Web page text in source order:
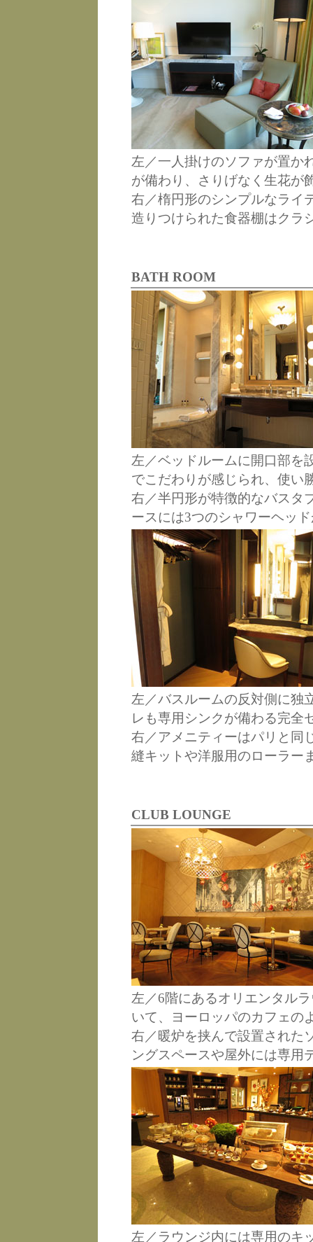
左／一人掛けのソファが置か
が備わり、さりげなく生花が
右／楕円形のシンプルなライ
造りつけられた食器棚はクラ
BATH ROOM
左／ベッドルームに開口部を
でこだわりが感じられ、使い
右／半円形が特徴的なバスタ
ースには3つのシャワーヘッ
左／バスルームの反対側に独
レも専用シンクが備わる完全
右／アメニティーはパリと同
縫キットや洋服用のローラー
CLUB LOUNGE
左／6階にあるオリエンタル
いて、ヨーロッパのカフェの
右／暖炉を挟んで設置された
ングスペースや屋外には専用
左／ラウンジ内には専用のキ